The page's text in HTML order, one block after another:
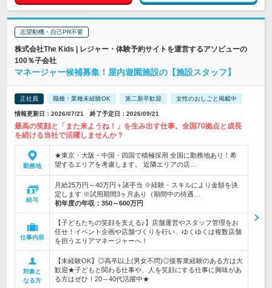
志望動機・自己PR不要
株式会社The Kids | レジャー・体験予約サイトを運営するアソビューの
100％子会社
マネージャー候補募集！屋内遊園施設の【施設スタッフ】
正社員 職種・業種未経験OK 第二新卒歓迎 女性のおしごと掲載中
情報更新日：2026/07/21 終了予定日：2026/09/21
最高の笑顔と「また来ようね！」を生み出す仕事。全国70拠点と成長
を続ける当社で活躍しませんか？
勤務地
★東京・大阪・中国・四国で積極採用 全国に勤務地あり！希
望するエリアを考慮します。 近隣エリアの店…
給与
月給25万円～40万円＋諸手当 ※経験・スキルにより金額を決
定します ※試用期間3ヶ月あり（期間中の待遇…
初年度の年収： 350～600万円
仕事内容
【子どもたちの笑顔を支える♪】店舗運営やスタッフ管理をお
任せ！イベント企画や店舗づくりを行い、ゆくゆくは複数店舗
を担うエリアマネージャーへ！
対象と
なる方
【未経験OK】◎高卒以上(男女不問)◎接客業経験のある方は大
歓迎★子どもと関わる仕事や、人を笑顔にする仕事に興味があ
る方はぜひ！20～40代活躍中★